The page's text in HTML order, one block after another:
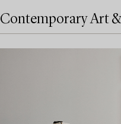
Contemporary Art